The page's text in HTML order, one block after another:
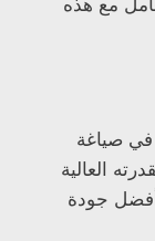
مع هذه
في صياغة
العالية
جودة